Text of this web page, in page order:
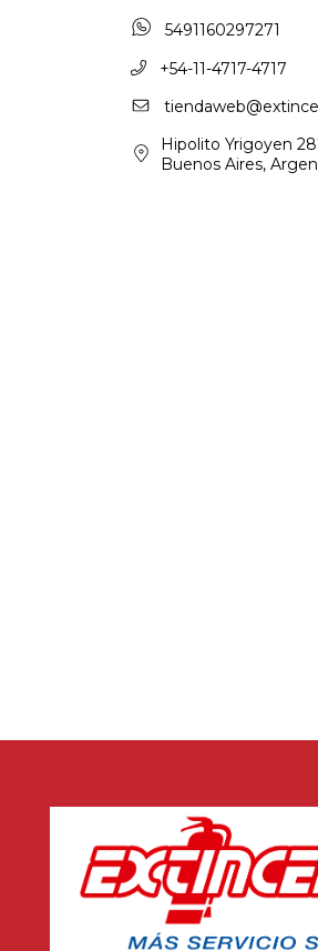
5491160297271
+54-11-4717-4717
Hipolito Yrigoyen
Buenos Aires,